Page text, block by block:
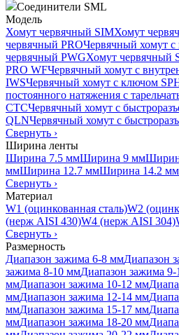
Соединители SML
Модель
Хомут червячный SIMХомут
червячный PROЧервячный хомут
червячный PWGХомут червячный
PRO WFЧервячный хомут с
IWSЧервячный хомут с ключом
постоянного натяжения с
CTCЧервячный хомут с
QLNЧервячный хомут с
Свернуть ›
Ширина ленты
Ширина 7.5 ммШирина 9 мм
ммШирина 12.7 ммШирина 14.2 мм
Свернуть ›
Материал
W1 (оцинкованная сталь)W2
(нерж AISI 430)W4 (нерж AISI 304)
Свернуть ›
Размерность
Диапазон зажима 6-8 ммДиапазон
зажима 8-10 ммДиапазон зажима
ммДиапазон зажима 10-12 мм
ммДиапазон зажима 12-14 мм
ммДиапазон зажима 15-17 мм
ммДиапазон зажима 18-20 мм